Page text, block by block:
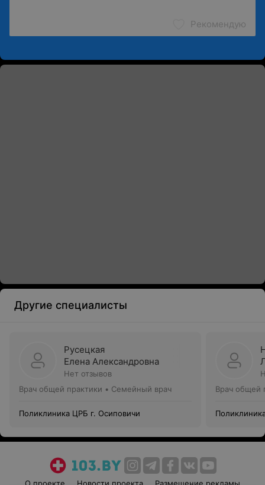
Рекомендую
Другие специалисты
Русецкая
Елена Александровна
Нет отзывов
Врач общей практики • Семейный врач
Поликлиника ЦРБ г. Осиповичи
Врач общей